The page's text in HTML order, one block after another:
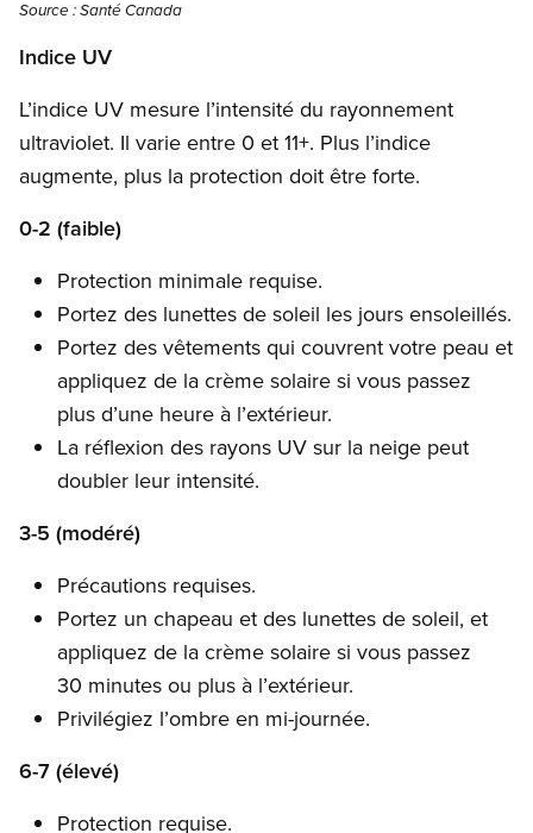
Source : Santé Canada
Indice UV
L’indice UV mesure l’intensité du rayonnement
ultraviolet. Il varie entre 0 et 11+. Plus l’indice
augmente, plus la protection doit être forte.
0-2 (faible)
Protection minimale requise.
Portez des lunettes de soleil les jours ensoleillés.
Portez des vêtements qui couvrent votre peau et
appliquez de la crème solaire si vous passez
plus d’une heure à l’extérieur.
La réflexion des rayons UV sur la neige peut
doubler leur intensité.
3-5 (modéré)
Précautions requises.
Portez un chapeau et des lunettes de soleil, et
appliquez de la crème solaire si vous passez
30 minutes ou plus à l’extérieur.
Privilégiez l’ombre en mi-journée.
6-7 (élevé)
Protection requise.